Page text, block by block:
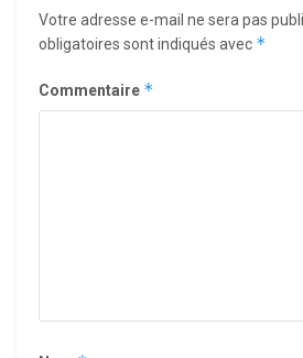
Votre adresse e-mail ne sera pas
obligatoires sont indiqués avec *
Commentaire *